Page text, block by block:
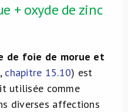
+ oxyde de zinc
de foie de morue et
, chapitre 15.10) est
utilisée comme
diverses affections